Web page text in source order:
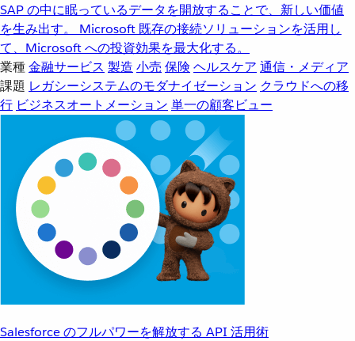
SAP の中に眠っているデータを開放することで、新しい価値
を生み出す。
Microsoft 既存の接続ソリューションを活用し
て、Microsoft への投資効果を最大化する。
業種金融サービス 製造 小売 保険 ヘルスケア 通信・メディア
課題 レガシーシステムのモダナイゼーション クラウドへの移
行 ビジネスオートメーション 単一の顧客ビュー
Salesforce のフルパワーを解放する API 活用術